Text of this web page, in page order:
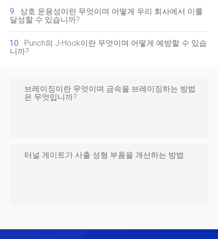
상호 운용성이란 무엇이며 어떻게 우리 회사에서 이를
달성할 수 있습니까?
Punch의 J-Hook이란 무엇이며 어떻게 예방할 수 있습
니까?
브레이징이란 무엇이며 금속을 브레이징하는 방법
은 무엇입니까?
터널 게이트가 사출 성형 부품을 개선하는 방법